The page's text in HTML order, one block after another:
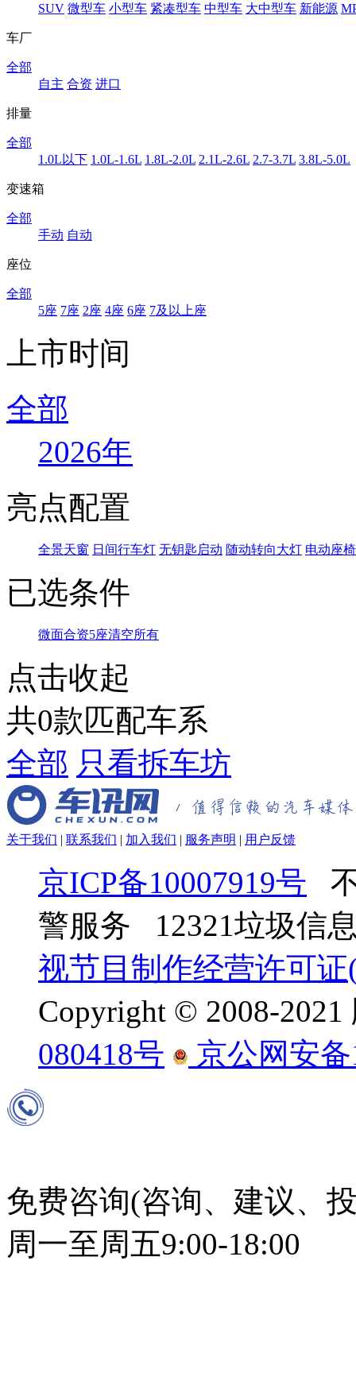
SUV 微型车 小型车 紧凑型车 中型车 大中型车 新能源
车厂
全部
自主 合资 进口
排量
全部
1.0L以下 1.0L-1.6L 1.8L-2.0L 2.1L-2.6L 2.7-3.7L 3.8L-5.0L
变速箱
全部
手动 自动
座位
全部
5座 7座 2座 4座 6座 7及以上座
上市时间
全部
2026年
亮点配置
全景天窗 日间行车灯 无钥匙启动 随动转向大灯 电动座椅
已选条件
微面合资5座清空所有
点击收起
共0款匹配车系
全部 只看拆车坊
关于我们 | 联系我们 | 加入我们 | 服务声明 | 用户反馈
京ICP备10007919号
警服务 12321垃圾信
视节目制作经营许可证
Copyright © 2008-
080418号
京公网安备
免费咨询(咨询、建议、
周一至周五9:00-18:00